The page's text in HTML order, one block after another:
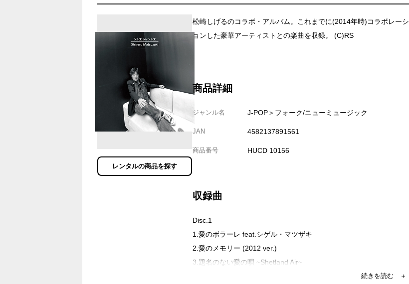
レンタルの商品を探す
松崎しげるのコラボ・アルバム。これまでに(2014年時)コラボレーシ
ョンした豪華アーティストとの楽曲を収録。 (C)RS
商品詳細
ジャンル名 J-POP＞フォーク/ニューミュージック
JAN 4582137891561
商品番号 HUCD 10156
収録曲
Disc.1
1.愛のボラーレ feat.シゲル・マツザキ
2.愛のメモリー (2012 ver.)
3.題名のない愛の唄 ~Shetland Air~